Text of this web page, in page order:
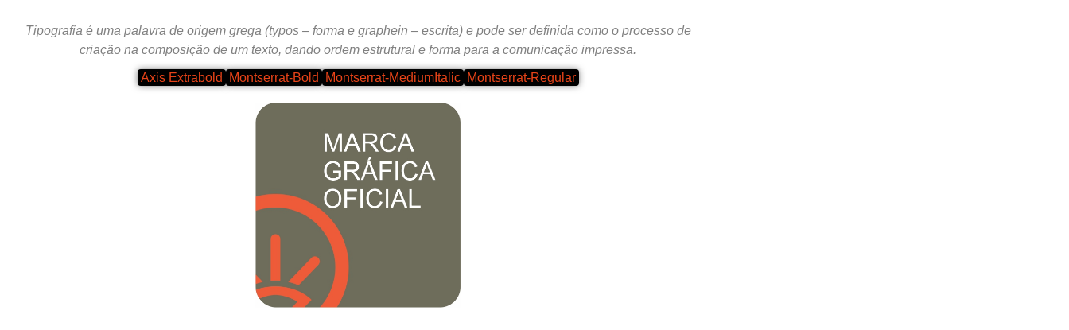
Tipografia é uma palavra de origem grega (typos – forma e graphein – escrita) e pode ser definida como o processo de
criação na composição de um texto, dando ordem estrutural e forma para a comunicação impressa.
Axis Extrabold Montserrat-Bold Montserrat-MediumItalic Montserrat-Regular